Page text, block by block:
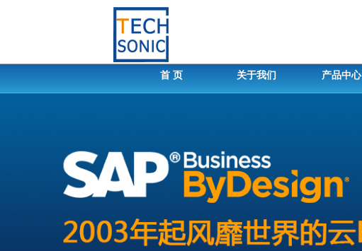
首 页 关于我们 产品中心